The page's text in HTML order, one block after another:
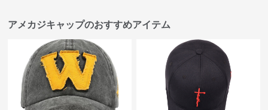
アメカジキャップのおすすめアイテム